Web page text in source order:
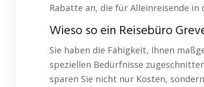
Rabatte an, die für Alleinreisende in
Wieso so ein Reisebüro
Sie haben die Fähigkeit, Ihnen
speziellen Bedürfnisse
sparen Sie nicht nur Kosten,